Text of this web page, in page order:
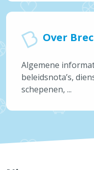
Over
Algemene
beleidsnota’s,
schepenen, ...